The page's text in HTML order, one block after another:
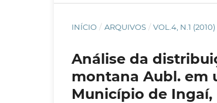
INÍCIO / ARQUIVOS / VOL.4, N.1 (2010)
Análise da
montana Aubl. em
Município de Ingaí,